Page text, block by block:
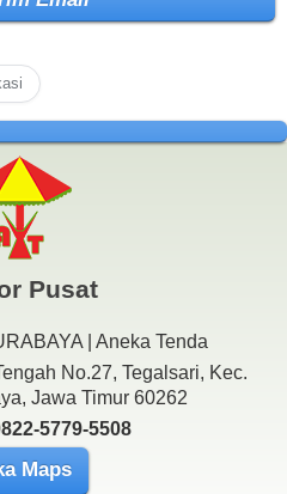
Pusat
| Aneka Tenda
No.27, Tegalsari, Kec.
Jawa Timur 60262
5779-5508
Maps